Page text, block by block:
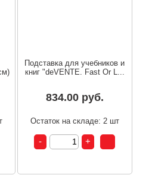
Подставка для учебников и
книг "deVENTE. Fast Or L...
834.00 руб.
Остаток на складе: 2 шт